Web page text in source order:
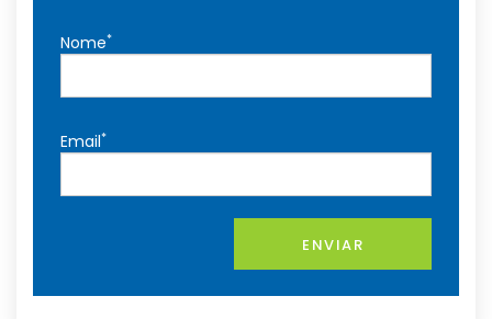
Nome*
Email*
ENVIAR